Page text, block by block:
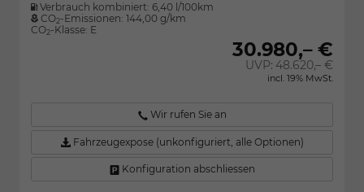
Verbrauch kombiniert: 6,40 l/100km
CO2-Emissionen: 144,00 g/km
CO2-Klasse: E
30.980,– €
UVP: 48.620,– €
incl. 19% MwSt.
Wir rufen Sie an
Fahrzeugexpose (unkonfiguriert, alle Optionen)
Konfiguration abschliessen